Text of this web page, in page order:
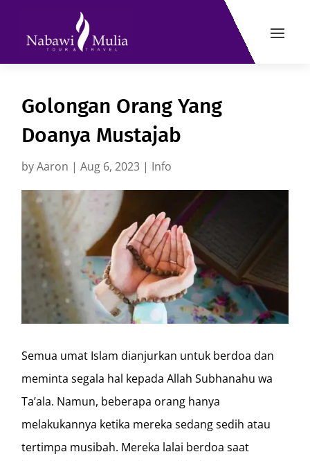
Golongan Orang Yang
Doanya Mustajab
byAaron |Aug 6, 2023 | Info
Semua umat Islam dianjurkan untuk berdoa dan
meminta segala hal kepada Allah Subhanahu wa
Ta’ala. Namun, beberapa orang hanya
melakukannya ketika mereka sedang sedih atau
tertimpa musibah. Mereka lalai berdoa saat